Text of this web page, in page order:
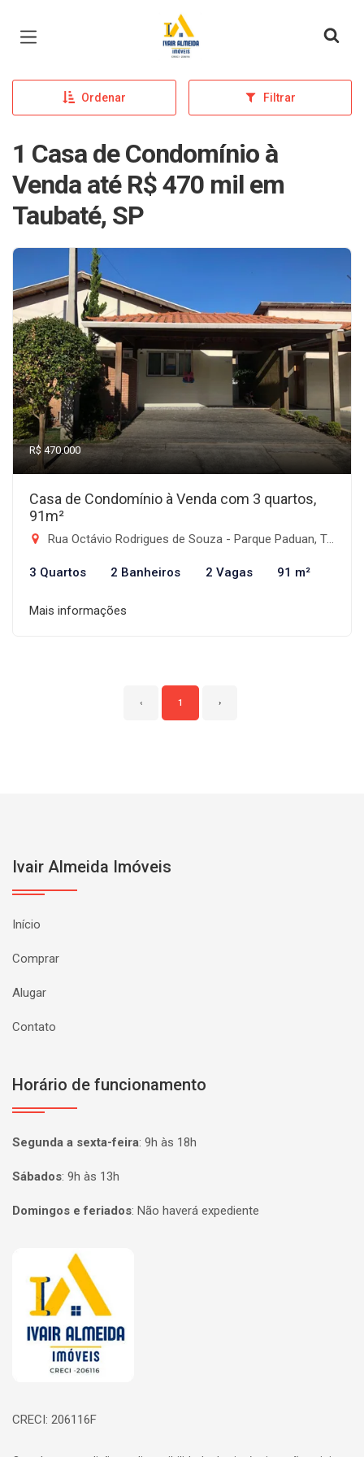
Página inicial
Ordenar Filtrar
1 Casa de Condomínio à
Venda até R$ 470 mil em
Taubaté, SP
R$ 470.000
Casa de Condomínio à Venda com 3 quartos,
91m²
Rua Octávio Rodrigues de Souza - Parque Paduan, Taubaté-SP
3 Quartos 2 Banheiros 2 Vagas 91 m²
Mais informações
‹ 1 ›
Ivair Almeida Imóveis
Início
Comprar
Alugar
Contato
Horário de funcionamento
Segunda a sexta-feira: 9h às 18h
Sábados: 9h às 13h
Domingos e feriados: Não haverá expediente
Página inicial
CRECI: 206116F